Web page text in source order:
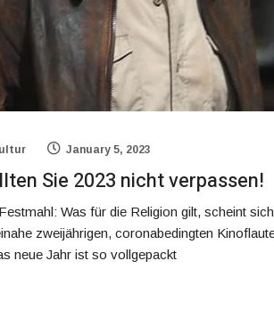
January 5, 2023
Sie 2023 nicht verpassen!
Was für die Religion gilt, scheint
zweijährigen, coronabedingten
neue Jahr ist so vollgepackt